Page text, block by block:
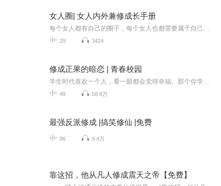
女人圈| 女人内外兼修成长手册
29 3424
修成正果的暗恋 | 青春校园
49 58.9万
最强反派修成 |搞笑修仙 |免费
86 9.4万
靠这招，他从凡人修成震天之帝【免费】